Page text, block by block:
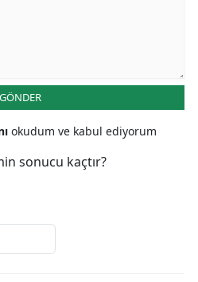
GÖNDER
okudum ve kabul ediyorum
sonucu kaçtır?